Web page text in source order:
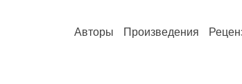
Авторы Произведения